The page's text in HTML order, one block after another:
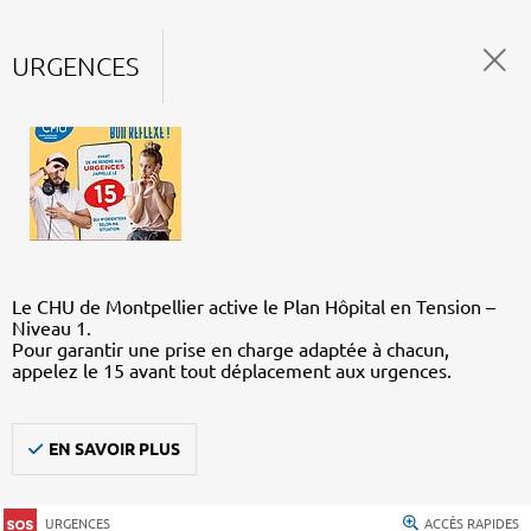
URGENCES
Le CHU de Montpellier active le Plan Hôpital en Tension –
Niveau 1.
Pour garantir une prise en charge adaptée à chacun,
appelez le 15 avant tout déplacement aux urgences.
EN SAVOIR PLUS
URGENCES ACCÈS RAPIDES